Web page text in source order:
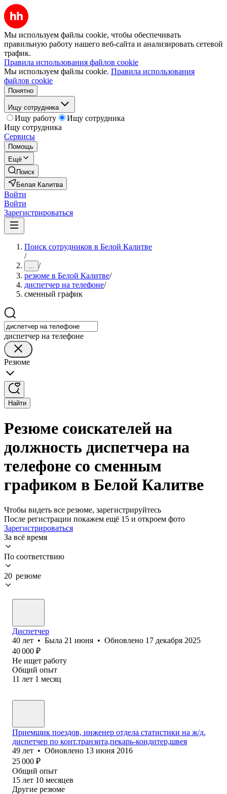
Мы используем файлы cookie, чтобы обеспечивать
правильную работу нашего веб-сайта и анализировать сетевой
трафик.
Правила использования файлов cookie
Мы используем файлы cookie. Правила использования
файлов cookie
Понятно
Ищу сотрудника
Ищу работу
Ищу сотрудника
Ищу сотрудника
Сервисы
Помощь
Ещё
Поиск
Белая Калитва
Войти
Войти
Зарегистрироваться
Поиск сотрудников в Белой Калитве
/
... /
резюме в Белой Калитве/
диспетчер на телефоне/
сменный график
диспетчер на телефоне
Резюме
Найти
Резюме соискателей на
должность диспетчера на
телефоне со сменным
графиком в Белой Калитве
Чтобы видеть все резюме, зарегистрируйтесь
После регистрации покажем ещё 15 и откроем фото
Зарегистрироваться
За всё время
По соответствию
20 резюме
Диспетчер
40 лет • Была 21 июня • Обновлено 17 декабря 2025
40 000 ₽
Не ищет работу
Общий опыт
11 лет 1 месяц
Приемщик поездов, инженер отдела статистики на ж/д,
диспетчер по конт.транзита,пекарь-кондитер,швея
49 лет • Обновлено 13 июня 2016
25 000 ₽
Общий опыт
15 лет 10 месяцев
Другие резюме